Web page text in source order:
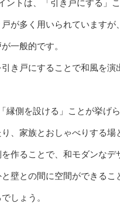
ントは、「引き戸にする」こ
が多く用いられていますが
一般的です。
き戸にすることで和風を演
縁側を設ける」ことが挙げら
、家族とおしゃべりする場
作ることで、和モダンなデ
壁との間に空間ができるこ
しょう。